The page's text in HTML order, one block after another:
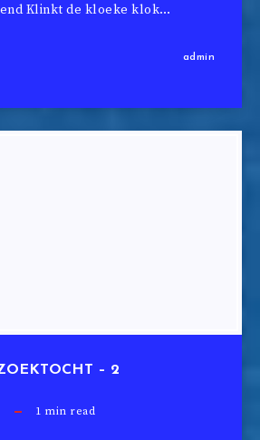
Klinkt de kloeke klok…
admin
– 2
1 min read